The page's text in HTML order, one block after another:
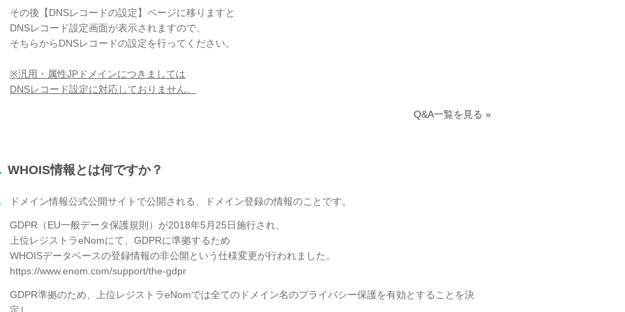
その後【DNSレコードの設定】ページに移りますと
DNSレコード設定画面が表示されますので、
そちらからDNSレコードの設定を行ってください。
※汎用・属性JPドメインにつきましては
DNSレコード設定に対応しておりません。
Q&A一覧を見る »
WHOIS情報とは何ですか？
ドメイン情報公式公開サイトで公開される、ドメイン登録の情報のことです。
GDPR（EU一般データ保護規則）が2018年5月25日施行され、
上位レジストラeNomにて、GDPRに準拠するため
WHOISデータベースの登録情報の非公開という仕様変更が行われました。
https://www.enom.com/support/the-gdpr
GDPR準拠のため、上位レジストラeNomでは全てのドメイン名のプライバシー保護を有効とすることを決